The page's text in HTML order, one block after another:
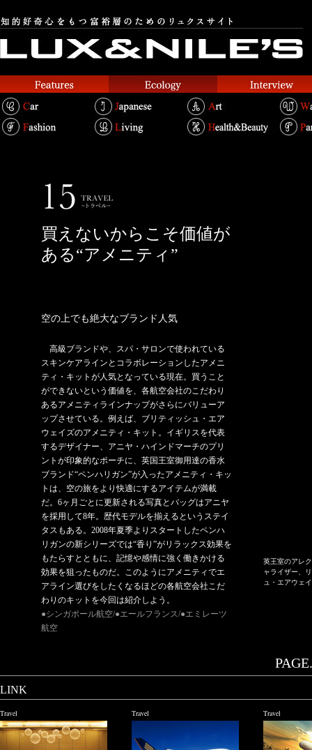
買えないからこそ価値が
ある“アメニティ”
空の上でも絶大なブランド人気
高級ブランドや、スパ・サロンで使われている
スキンケアラインとコラボレーションしたアメニ
ティ・キットが人気となっている現在。買うこと
ができないという価値を、各航空会社のこだわり
あるアメニティラインナップがさらにバリューア
ップさせている。例えば、ブリティッシュ・エア
ウェイズのアメニティ・キット。イギリスを代表
するデザイナー、アニヤ・ハインドマーチのプリ
ントが印象的なポーチに、英国王室御用達の香水
ブランド“ペンハリガン”が入ったアメニティ・キッ
トは、空の旅をより快適にするアイテムが満載
だ。6ヶ月ごとに更新される写真とバッグはアニヤ
を採用して8年。歴代モデルを揃えるというステイ
タスもある。2008年夏季よりスタートしたペンハ
リガンの新シリーズでは“香り”がリラックス効果を
もたらすとともに、記憶や感情に強く働きかける
効果を狙ったものだ。このようにアメニティでエ
アライン選びをしたくなるほどの各航空会社こだ
わりのキットを今回は紹介しよう。
●シンガポール航空/●エールフランス/●エミレーツ
航空
英王室のアレ
ャライザー、
ュ・エアウェ
LINK
Travel Travel Travel